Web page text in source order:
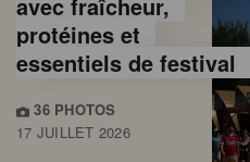
protéines et
essentiels de festival
36 PHOTOS
17 JUILLET 2026